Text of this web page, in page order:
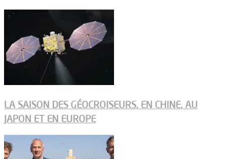
LA SAISON DES GÉOCROISEURS, EN CHINE, AU
JAPON ET EN EUROPE